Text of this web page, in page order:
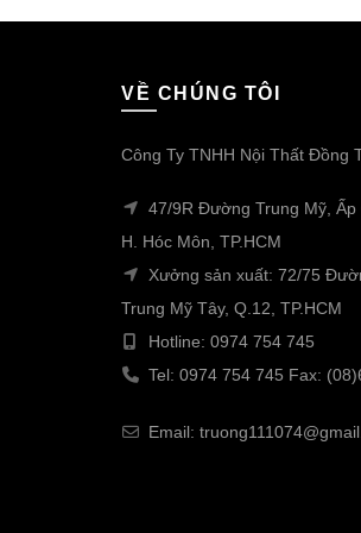
VỀ CHÚNG TÔI
Công Ty TNHH Nội Thất Đồng
47/9R Đường Trung Mỹ, Ấp
H. Hóc Môn, TP.HCM
Xưởng sản xuất: 72/75
Trung Mỹ Tây, Q.12, TP.HCM
Hotline: 0974 754 745
Tel: 0974 754 745 Fax:
Email: